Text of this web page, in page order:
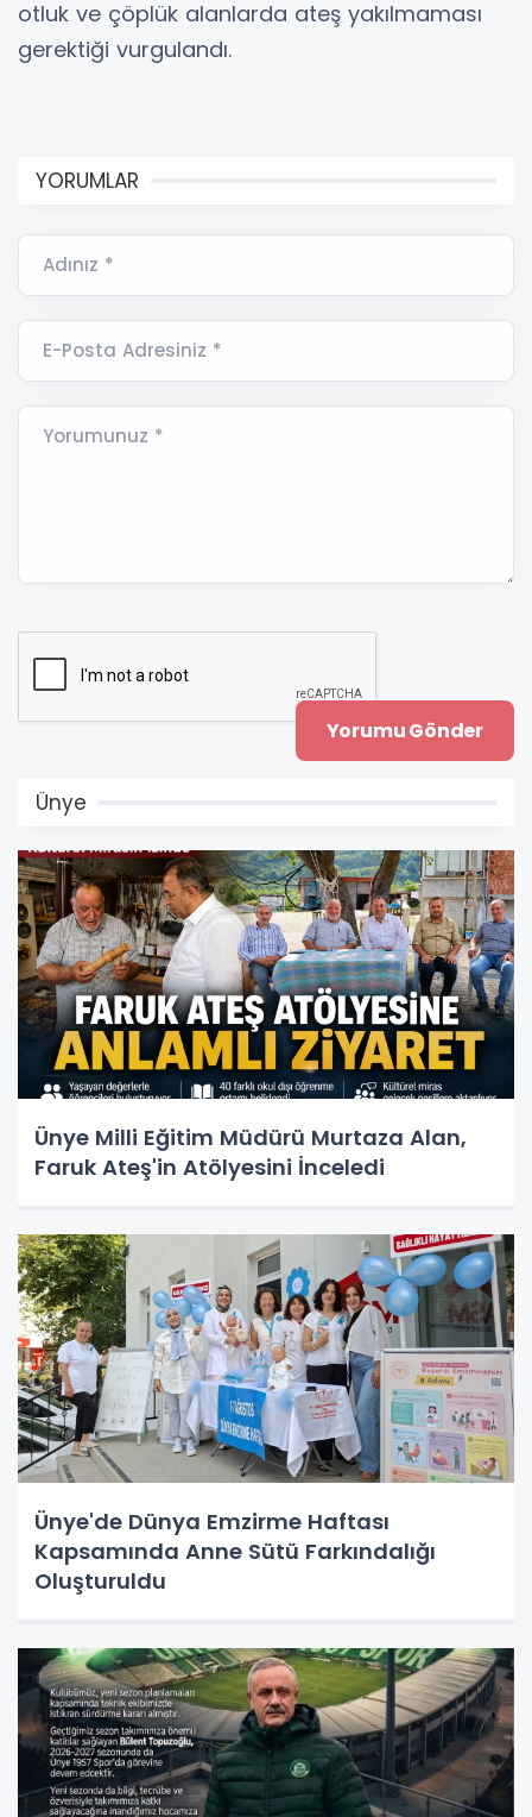
otluk ve çöplük alanlarda ateş yakılmaması
gerektiği vurgulandı.
YORUMLAR
Adınız *
E-Posta Adresiniz *
Yorumunuz *
Ünye
Ünye Milli Eğitim Müdürü Murtaza Alan,
Faruk Ateş'in Atölyesini İnceledi
Ünye'de Dünya Emzirme Haftası
Kapsamında Anne Sütü Farkındalığı
Oluşturuldu